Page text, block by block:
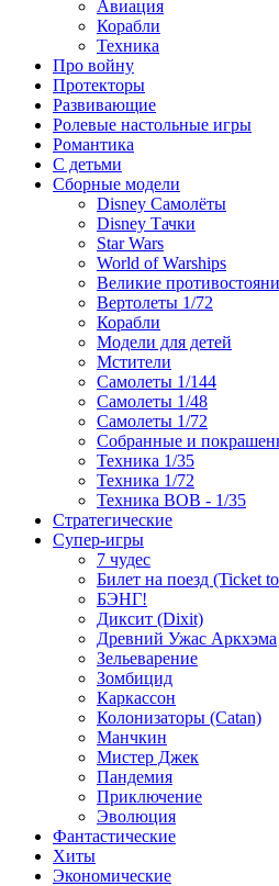
Авиация
Корабли
Техника
Про войну
Протекторы
Развивающие
Ролевые настольные игры
Романтика
С детьми
Сборные модели
Disney Самолёты
Disney Тачки
Star Wars
World of Warships
Великие
Вертолеты 1/72
Корабли
Модели для детей
Мстители
Самолеты 1/144
Самолеты 1/48
Самолеты 1/72
Собранные и
Техника 1/35
Техника 1/72
Техника ВОВ - 1/35
Стратегические
Супер-игры
7 чудес
Билет на поезд (Ticket
БЭНГ!
Диксит (Dixit)
Древний Ужас Аркхэма
Зельеварение
Зомбицид
Каркассон
Колонизаторы (Catan)
Манчкин
Мистер Джек
Пандемия
Приключение
Эволюция
Фантастические
Хиты
Экономические